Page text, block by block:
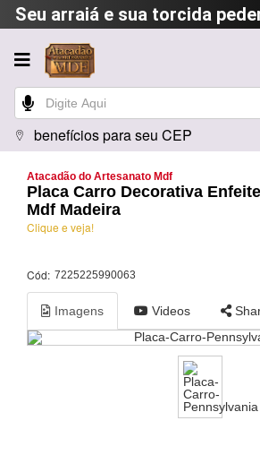
Seu arraiá e sua torcida
benefícios para seu CEP
Atacadão do Artesanato Mdf
Placa Carro Decorativa
Mdf Madeira
Clique e veja!
Cód: 7225225990063
Imagens Videos